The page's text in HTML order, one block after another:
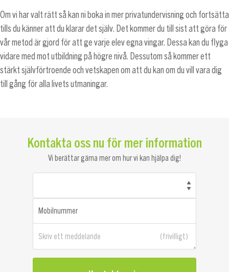
Om vi har valt rätt så kan ni boka in mer privatundervisning och fortsätta
tills du känner att du klarar det själv. Det kommer du till sist att göra för
vår metod är gjord för att ge varje elev egna vingar. Dessa kan du flyga
vidare med mot utbildning på högre nivå. Dessutom så kommer ett
stärkt självförtroende och vetskapen om att du kan om du vill vara dig
till gång för alla livets utmaningar.
Kontakta oss nu för mer information
Vi berättar gärna mer om hur vi kan hjälpa dig!
Mobilnummer
Skriv ett meddelande